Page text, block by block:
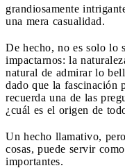
grandiosamente
una mera casualidad.
De hecho, no es solo lo
impactarnos: la
natural de admirar lo
dado que la fascinación
recuerda una de las
¿cuál es el origen de
Un hecho llamativo,
cosas, puede servir
importantes.